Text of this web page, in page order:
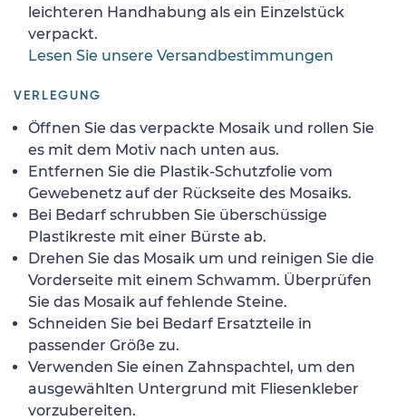
leichteren Handhabung als ein Einzelstück
verpackt.
Lesen Sie unsere Versandbestimmungen
VERLEGUNG
Öffnen Sie das verpackte Mosaik und rollen Sie
es mit dem Motiv nach unten aus.
Entfernen Sie die Plastik-Schutzfolie vom
Gewebenetz auf der Rückseite des Mosaiks.
Bei Bedarf schrubben Sie überschüssige
Plastikreste mit einer Bürste ab.
Drehen Sie das Mosaik um und reinigen Sie die
Vorderseite mit einem Schwamm. Überprüfen
Sie das Mosaik auf fehlende Steine.
Schneiden Sie bei Bedarf Ersatzteile in
passender Größe zu.
Verwenden Sie einen Zahnspachtel, um den
ausgewählten Untergrund mit Fliesenkleber
vorzubereiten.